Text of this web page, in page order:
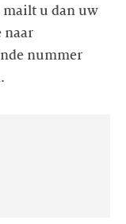
mailt u dan uw
naar
nummer